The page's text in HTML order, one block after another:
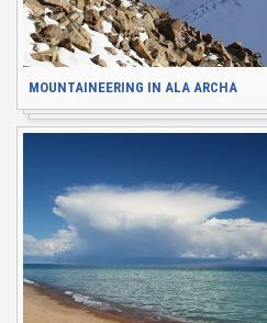
MOUNTAINEERING IN ALA ARCHA